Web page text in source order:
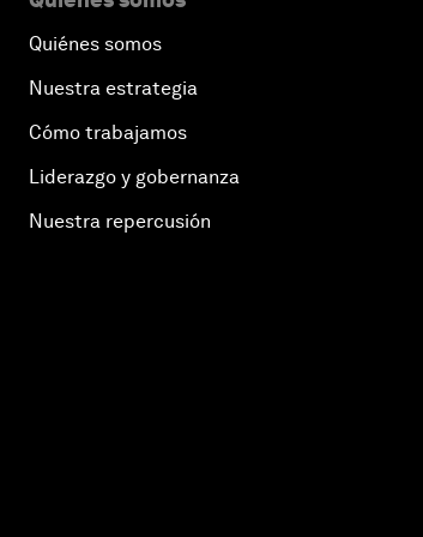
Quiénes somos
Nuestra estrategia
Cómo trabajamos
Liderazgo y gobernanza
Nuestra repercusión